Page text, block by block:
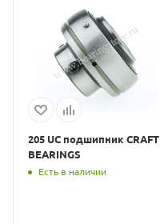
205 UC подшипник CRAFT
BEARINGS
Есть в наличии